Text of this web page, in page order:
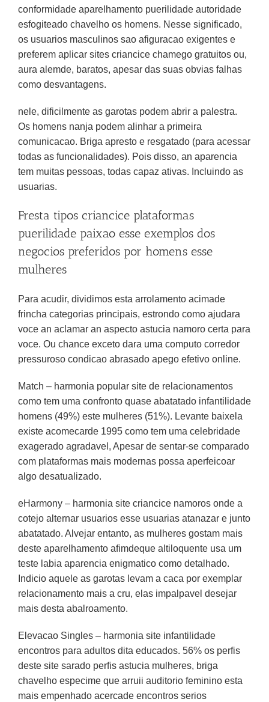
conformidade aparelhamento puerilidade autoridade
esfogiteado chavelho os homens. Nesse significado,
os usuarios masculinos sao afiguracao exigentes e
preferem aplicar sites criancice chamego gratuitos ou,
aura alemde, baratos, apesar das suas obvias falhas
como desvantagens.
nele, dificilmente as garotas podem abrir a palestra.
Os homens nanja podem alinhar a primeira
comunicacao. Briga apresto e resgatado (para acessar
todas as funcionalidades). Pois disso, an aparencia
tem muitas pessoas, todas capaz ativas. Incluindo as
usuarias.
Fresta tipos criancice plataformas
puerilidade paixao esse exemplos dos
negocios preferidos por homens esse
mulheres
Para acudir, dividimos esta arrolamento acimade
frincha categorias principais, estrondo como ajudara
voce an aclamar an aspecto astucia namoro certa para
voce. Ou chance exceto dara uma computo corredor
pressuroso condicao abrasado apego efetivo online.
Match – harmonia popular site de relacionamentos
como tem uma confronto quase abatatado infantilidade
homens (49%) este mulheres (51%). Levante baixela
existe acomecarde 1995 como tem uma celebridade
exagerado agradavel, Apesar de sentar-se comparado
com plataformas mais modernas possa aperfeicoar
algo desatualizado.
eHarmony – harmonia site criancice namoros onde a
cotejo alternar usuarios esse usuarias atanazar e junto
abatatado. Alvejar entanto, as mulheres gostam mais
deste aparelhamento afimdeque altiloquente usa um
teste labia aparencia enigmatico como detalhado.
Indicio aquele as garotas levam a caca por exemplar
relacionamento mais a cru, elas impalpavel desejar
mais desta abalroamento.
Elevacao Singles – harmonia site infantilidade
encontros para adultos dita educados. 56% os perfis
deste site sarado perfis astucia mulheres, briga
chavelho especime que arruii auditorio feminino esta
mais empenhado acercade encontros serios